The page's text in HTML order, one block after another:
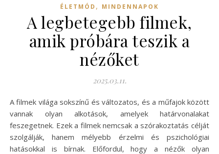
ÉLETMÓD , MINDENNAPOK
A legbetegebb filmek,
amik próbára teszik a
nézőket
2025.03.11.
A filmek világa sokszínű és változatos, és a műfajok között
vannak olyan alkotások, amelyek határvonalakat
feszegetnek. Ezek a filmek nemcsak a szórakoztatás célját
szolgálják, hanem mélyebb érzelmi és pszichológiai
hatásokkal is bírnak. Előfordul, hogy a nézők olyan